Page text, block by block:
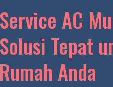
Service AC
Solusi Tepat
Rumah Anda